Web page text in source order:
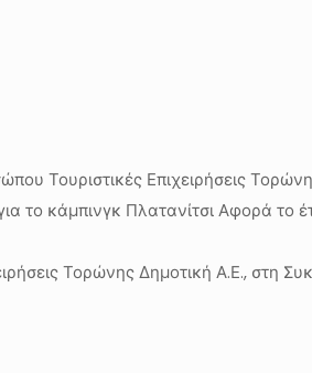
Τουριστικές Επιχειρήσεις
κάμπινγκ Πλατανίτσι Αφορά το
Τορώνης Δημοτική Α.Ε., στη